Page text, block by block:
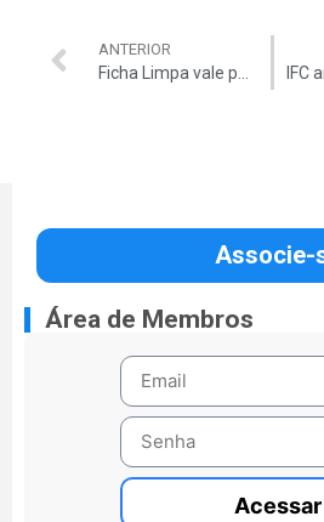
ANTERIOR
Associe-
Área de Membros
Acessar